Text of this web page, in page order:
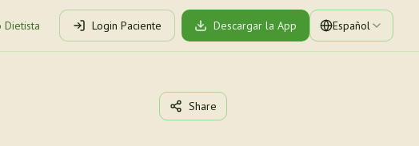
Dietista Login Paciente Descargar la App Español
Share